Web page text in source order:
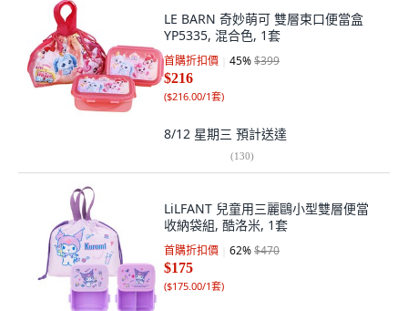
LE BARN 奇妙萌可 雙層束口便當盒
YP5335, 混合色, 1套
首購折扣價 45%$399
$216
($216.00/1套)
8/12 星期三 預計送達
(130)
LiLFANT 兒童用三麗鷗小型雙層便當
收納袋組, 酷洛米, 1套
首購折扣價 62%$470
$175
($175.00/1套)